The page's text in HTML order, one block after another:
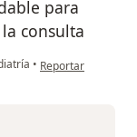
para
consulta
• en opinión del
Reportar